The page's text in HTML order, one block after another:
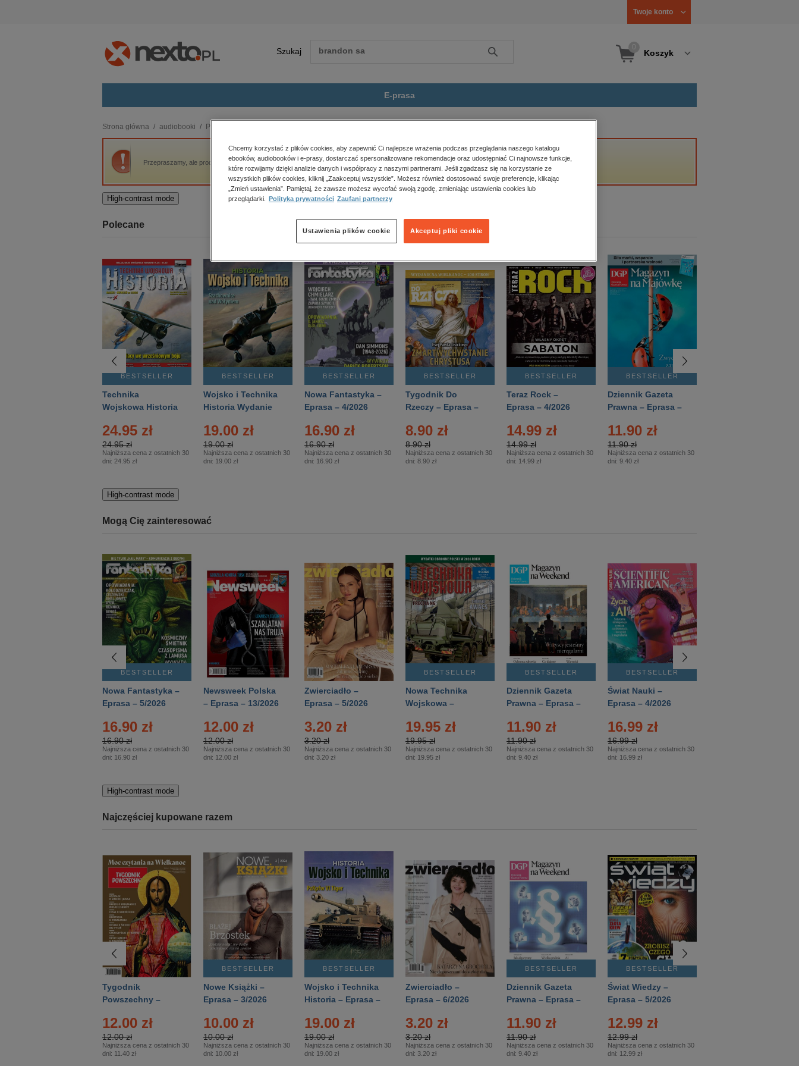
Twoje konto
Szukaj Szukaj Koszyk
E-prasa
budownictwo, aranżacja wnętrz
biznesowe, branżowe, gospodarka
darmowe wydania
edukacja
kobiece, lifestyle, kultura
polityka, społeczno-informacyjne
psychologiczne
inne
popularno-naukowe
historia
zdrowie
religie
Strona główna audiobooki Proza
Przepraszamy, ale produkt „Imiona Felizy” nie jest dostępny.
High-contrast mode
Polecane
BESTSELLER
Technika
Wojskowa Historia
24.95 zł
24.95 zł
Najniższa cena z ostatnich 30
dni: 24.95 zł
BESTSELLER
Wojsko i Technika
Historia Wydanie
– 2/2026
19.00 zł
19.00 zł
Najniższa cena z ostatnich 30
dni: 19.00 zł
BESTSELLER
Nowa Fantastyka –
Eprasa – 4/2026
16.90 zł
16.90 zł
Najniższa cena z ostatnich 30
dni: 16.90 zł
BESTSELLER
Tygodnik Do
Rzeczy – Eprasa –
8.90 zł
8.90 zł
Najniższa cena z ostatnich 30
dni: 8.90 zł
BESTSELLER
Teraz Rock –
Eprasa – 4/2026
14.99 zł
14.99 zł
Najniższa cena z ostatnich 30
dni: 14.99 zł
BESTSELLER
Dziennik Gazeta
Prawna – Eprasa –
11.90 zł
11.90 zł
Najniższa cena z ostatnich 30
dni: 9.40 zł
High-contrast mode
Mogą Cię zainteresować
BESTSELLER
Nowa Fantastyka –
Eprasa – 5/2026
16.90 zł
16.90 zł
Najniższa cena z ostatnich 30
dni: 16.90 zł
Newsweek Polska
– Eprasa – 13/2026
12.00 zł
12.00 zł
Najniższa cena z ostatnich 30
dni: 12.00 zł
Zwierciadło –
Eprasa – 5/2026
3.20 zł
3.20 zł
Najniższa cena z ostatnich 30
dni: 3.20 zł
BESTSELLER
Nowa Technika
Wojskowa –
19.95 zł
19.95 zł
Najniższa cena z ostatnich 30
dni: 19.95 zł
BESTSELLER
Dziennik Gazeta
Prawna – Eprasa –
11.90 zł
11.90 zł
Najniższa cena z ostatnich 30
dni: 9.40 zł
BESTSELLER
Świat Nauki –
Eprasa – 4/2026
16.99 zł
16.99 zł
Najniższa cena z ostatnich 30
dni: 16.99 zł
High-contrast mode
Najczęściej kupowane razem
Tygodnik
Powszechny –
12.00 zł
12.00 zł
Najniższa cena z ostatnich 30
dni: 11.40 zł
BESTSELLER
Nowe Książki –
Eprasa – 3/2026
10.00 zł
10.00 zł
Najniższa cena z ostatnich 30
dni: 10.00 zł
BESTSELLER
Wojsko i Technika
Historia – Eprasa –
19.00 zł
19.00 zł
Najniższa cena z ostatnich 30
dni: 19.00 zł
Zwierciadło –
Eprasa – 6/2026
3.20 zł
3.20 zł
Najniższa cena z ostatnich 30
dni: 3.20 zł
BESTSELLER
Dziennik Gazeta
Prawna – Eprasa –
11.90 zł
11.90 zł
Najniższa cena z ostatnich 30
dni: 9.40 zł
BESTSELLER
Świat Wiedzy –
Eprasa – 5/2026
12.99 zł
12.99 zł
Najniższa cena z ostatnich 30
dni: 12.99 zł
Chcemy korzystać z plików cookies, aby zapewnić Ci najlepsze wrażenia podczas przeglądania naszego katalogu
ebooków, audiobooków i e-prasy, dostarczać spersonalizowane rekomendacje oraz udostępniać Ci najnowsze funkcje,
które rozwijamy dzięki analizie danych i współpracy z naszymi partnerami. Jeśli zgadzasz się na korzystanie ze
wszystkich plików cookies, kliknij „Zaakceptuj wszystkie”. Możesz również dostosować swoje preferencje, klikając
„Zmień ustawienia”. Pamiętaj, że zawsze możesz wycofać swoją zgodę, zmieniając ustawienia cookies lub
przeglądarki.
Polityka prywatności Zaufani partnerzy
Akceptuj pliki cookie
Ustawienia plików cookie